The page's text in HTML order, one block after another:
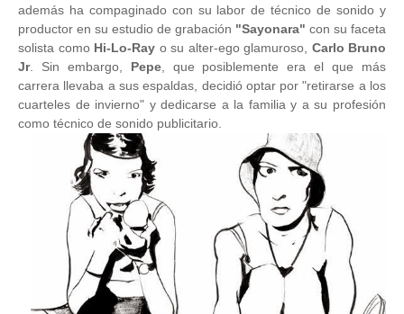
además ha compaginado con su labor de técnico de sonido y
productor en su estudio de grabación "Sayonara" con su faceta
solista como Hi-Lo-Ray o su alter-ego glamuroso, Carlo Bruno
Jr. Sin embargo, Pepe, que posiblemente era el que más
carrera llevaba a sus espaldas, decidió optar por "retirarse a los
cuarteles de invierno" y dedicarse a la familia y a su profesión
como técnico de sonido publicitario.